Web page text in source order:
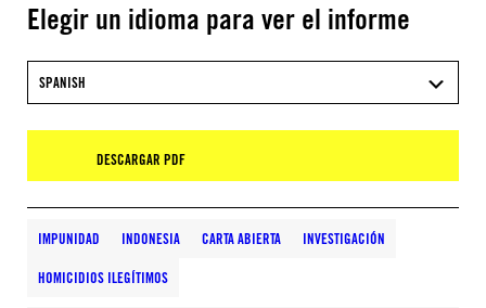
Elegir un idioma para ver el informe
SPANISH
DESCARGAR PDF
IMPUNIDAD INDONESIA CARTA ABIERTA INVESTIGACIÓN
HOMICIDIOS ILEGÍTIMOS